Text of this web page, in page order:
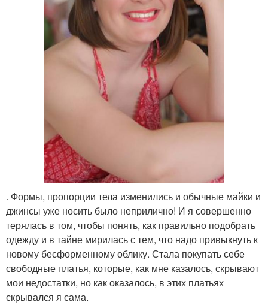
. Формы, пропорции тела изменились и обычные майки и
джинсы уже носить было неприлично! И я совершенно
терялась в том, чтобы понять, как правильно подобрать
одежду и в тайне мирилась с тем, что надо привыкнуть к
новому бесформенному облику. Стала покупать себе
свободные платья, которые, как мне казалось, скрывают
мои недостатки, но как оказалось, в этих платьях
скрывался я сама.